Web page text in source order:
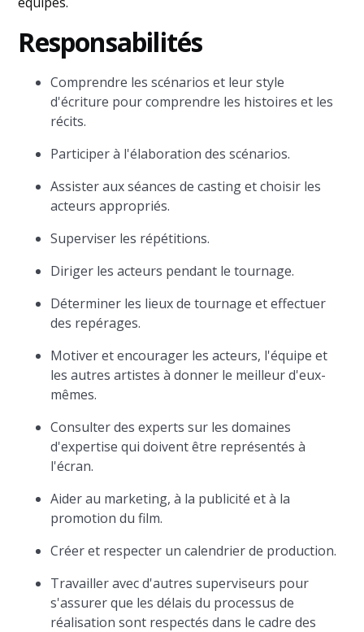
Responsabilités
Comprendre les scénarios et leur style
d'écriture pour comprendre les histoires et les
récits.
Participer à l'élaboration des scénarios.
Assister aux séances de casting et choisir les
acteurs appropriés.
Superviser les répétitions.
Diriger les acteurs pendant le tournage.
Déterminer les lieux de tournage et effectuer
des repérages.
Motiver et encourager les acteurs, l'équipe et
les autres artistes à donner le meilleur d'eux-
mêmes.
Consulter des experts sur les domaines
d'expertise qui doivent être représentés à
l'écran.
Aider au marketing, à la publicité et à la
promotion du film.
Créer et respecter un calendrier de production.
Travailler avec d'autres superviseurs pour
s'assurer que les délais du processus de
réalisation sont respectés dans le cadre des